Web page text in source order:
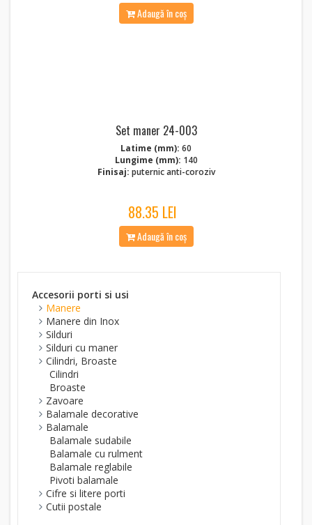
Adaugă în coș
Set maner 24-003
Latime (mm): 60
Lungime (mm): 140
Finisaj: puternic anti-coroziv
88.35 LEI
Adaugă în coș
Accesorii porti si usi
Manere
Manere din Inox
Silduri
Silduri cu maner
Cilindri, Broaste
Cilindri
Broaste
Zavoare
Balamale decorative
Balamale
Balamale sudabile
Balamale cu rulment
Balamale reglabile
Pivoti balamale
Cifre si litere porti
Cutii postale